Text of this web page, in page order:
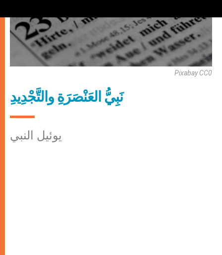
Pixabay CC0
نَبِيُّ العَنْصَرَةِ والتَّجْدِيدِ
يوئيل النبي